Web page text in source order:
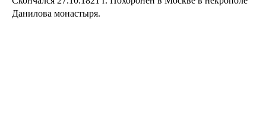
Данилова монастыря.